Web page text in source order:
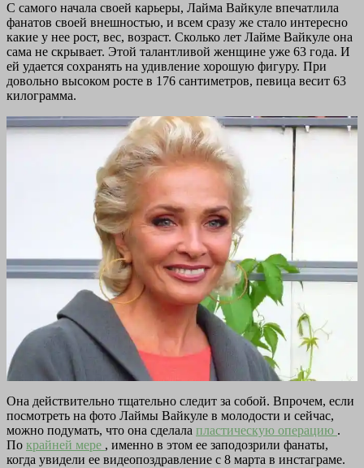
С самого начала своей карьеры, Лайма Вайкуле впечатлила
фанатов своей внешностью, и всем сразу же стало интересно
какие у нее рост, вес, возраст. Сколько лет Лайме Вайкуле она
сама не скрывает. Этой талантливой женщине уже 63 года. И
ей удается сохранять на удивление хорошую фигуру. При
довольно высоком росте в 176 сантиметров, певица весит 63
килограмма.
Она действительно тщательно следит за собой. Впрочем, если
посмотреть на фото Лаймы Вайкуле в молодости и сейчас,
можно подумать, что она сделала пластическую операцию .
По крайней мере , именно в этом ее заподозрили фанаты,
когда увидели ее видеопоздравление с 8 марта в инстаграме.